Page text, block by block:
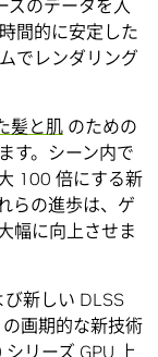
ズのデータを入
間的に安定した
でレンダリング
髪と肌 のための
す。シーン内で
100 倍にする新
らの進歩は、ゲ
幅に向上させま
新しい DLSS
画期的な新技術
リーズ GPU 上